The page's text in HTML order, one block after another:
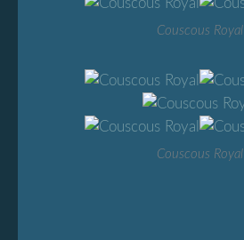
Couscous Royal
Couscous Royal